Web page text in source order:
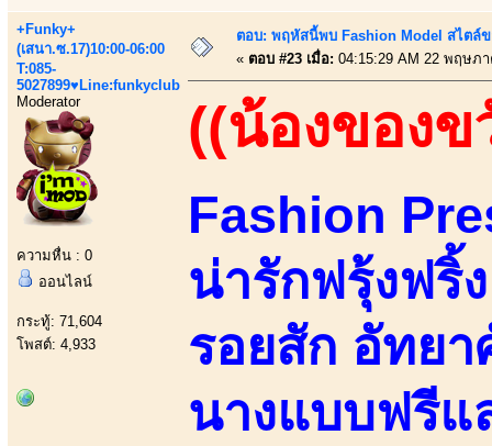
+Funky+
(เสนา.ซ.17)10:00-06:00
T:085-
5027899♥Line:funkyclub
Moderator
ความหื่น : 0
ออนไลน์
กระทู้: 71,604
โพสต์: 4,933
ตอบ: พฤหัสนี้พบ Fashion Model สไตล์ข
« ตอบ #23 เมื่อ: 04:15:29 AM 22 พฤษภ
((น้องของ
Fashion
น่ารักฟรุ้งฟริ้
รอยสัก อัทย
นางแบบฟรี